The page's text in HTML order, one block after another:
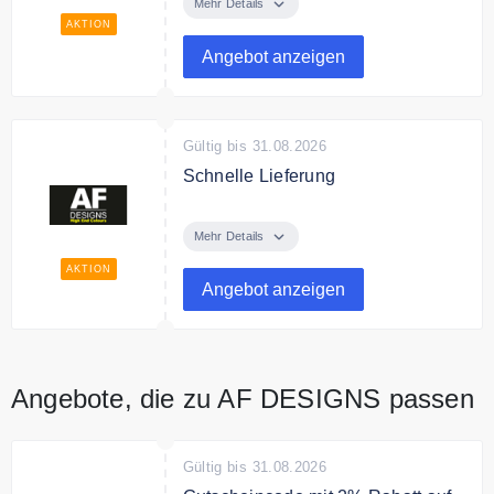
AKTION
Mehr Details
Angebot anzeigen
AKTION
Gültig bis 31.08.2026
Schnelle Lieferung
Bestellungen.
Mehr Details
Angebot anzeigen
Angebote, die zu AF DESIGNS passen
Gültig bis 31.08.2026